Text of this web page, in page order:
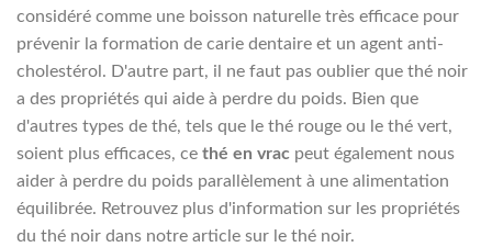
considéré comme une boisson naturelle très efficace pour
prévenir la formation de carie dentaire et un agent anti-
cholestérol. D'autre part, il ne faut pas oublier que thé noir
a des propriétés qui aide à perdre du poids. Bien que
d'autres types de thé, tels que le thé rouge ou le thé vert,
soient plus efficaces, ce thé en vrac peut également nous
aider à perdre du poids parallèlement à une alimentation
équilibrée. Retrouvez plus d'information sur les propriétés
du thé noir dans notre article sur le thé noir.